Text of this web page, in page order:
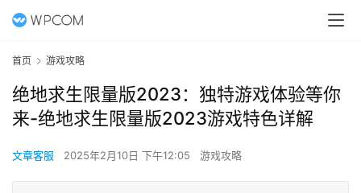
首页 游戏攻略
绝地求生限量版2023：独特游戏体验等你
来-绝地求生限量版2023游戏特色详解
文章客服 2025年2月10日 下午12:05 游戏攻略